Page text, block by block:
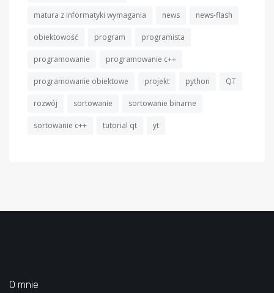
matura z informatyki wymagania news news-flash
obiektowość program programista
programowanie programowanie c++
programowanie obiektowe projekt python QT
rozwój sortowanie sortowanie binarne
sortowanie c++ tutorial qt yt
O mnie